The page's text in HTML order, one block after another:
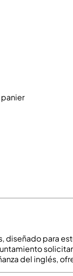
diseñado para
del inglés,